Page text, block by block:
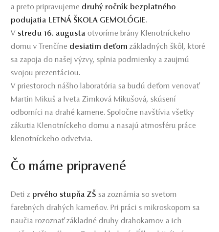
a preto pripravujeme druhý ročník bezplatného
podujatia LETNÁ ŠKOLA GEMOLÓGIE.
V stredu 16. augusta otvoríme brány Klenotníckeho
domu v Trenčíne desiatim deťom základných škôl, ktoré
sa zapoja do našej výzvy, splnia podmienky a zaujmú
svojou prezentáciou.
V priestoroch nášho laboratória sa budú deťom venovať
Martin Mikuš a Iveta Zimková Mikušová, skúsení
odborníci na drahé kamene. Spoločne navštívia všetky
zákutia Klenotníckeho domu a nasajú atmosféru práce
klenotníckeho odvetvia.
Čo máme pripravené
Deti z prvého stupňa ZŠ sa zoznámia so svetom
farebných drahých kameňov. Pri práci s mikroskopom sa
naučia rozoznať základné druhy drahokamov a ich